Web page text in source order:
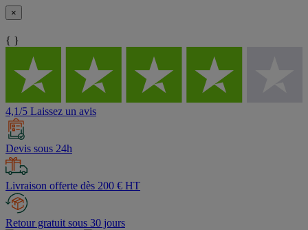
×
{ }
4,1/5 Laissez un avis
Devis sous 24h
Livraison offerte dès 200 € HT
Retour gratuit sous 30 jours